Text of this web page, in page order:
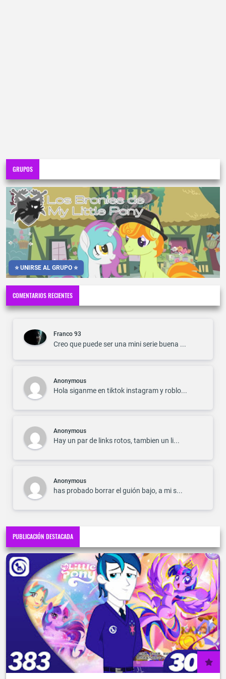
GRUPOS
⭐ UNIRSE AL GRUPO ⭐
COMENTARIOS RECIENTES
Franco 93
Creo que puede ser una mini serie buena ...
Anonymous
Hola siganme en tiktok instagram y roblo...
Anonymous
Hay un par de links rotos, tambien un li...
Anonymous
has probado borrar el guión bajo, a mi s...
PUBLICACIÓN DESTACADA